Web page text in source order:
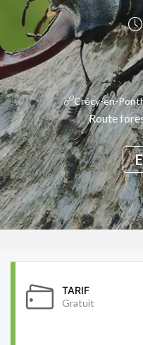
Crécy-en-
Route
TARIF
Gratuit